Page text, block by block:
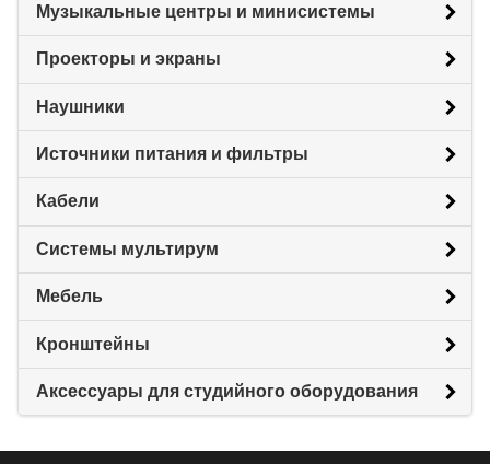
Музыкальные центры и минисистемы
Проекторы и экраны
Наушники
Источники питания и фильтры
Кабели
Системы мультирум
Мебель
Кронштейны
Аксессуары для студийного оборудования